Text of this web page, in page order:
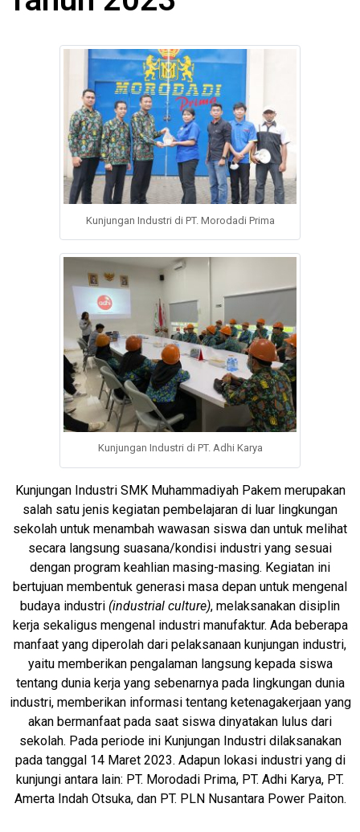
Kunjungan Industri di PT. Morodadi Prima
Kunjungan Industri di PT. Adhi Karya
Kunjungan Industri SMK Muhammadiyah Pakem merupakan
salah satu jenis kegiatan pembelajaran di luar lingkungan
sekolah untuk menambah wawasan siswa dan untuk melihat
secara langsung suasana/kondisi industri yang sesuai
dengan program keahlian masing-masing. Kegiatan ini
bertujuan membentuk generasi masa depan untuk mengenal
budaya industri (industrial culture), melaksanakan disiplin
kerja sekaligus mengenal industri manufaktur. Ada beberapa
manfaat yang diperolah dari pelaksanaan kunjungan industri,
yaitu memberikan pengalaman langsung kepada siswa
tentang dunia kerja yang sebenarnya pada lingkungan dunia
industri, memberikan informasi tentang ketenagakerjaan yang
akan bermanfaat pada saat siswa dinyatakan lulus dari
sekolah. Pada periode ini Kunjungan Industri dilaksanakan
pada tanggal 14 Maret 2023. Adapun lokasi industri yang di
kunjungi antara lain: PT. Morodadi Prima, PT. Adhi Karya, PT.
Amerta Indah Otsuka, dan PT. PLN Nusantara Power Paiton.